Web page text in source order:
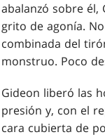
abalanzó sobre
grito de agonía.
combinada del
monstruo. Poco
Gideon liberó las
presión y, con el
cara cubierta de